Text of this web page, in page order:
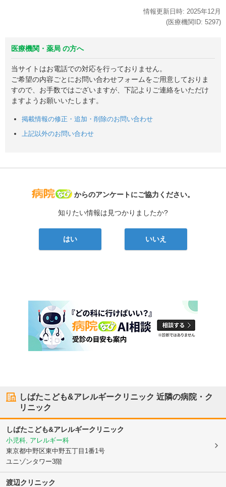
情報更新日時: 2025年12月
(医療機関ID: 5297)
医療機関・薬局 の方へ
当サイトはお電話での対応を行っておりません。
ご希望の内容ごとにお問い合わせフォームをご用意しておりま
すので、お手数ではございますが、下記よりご連絡をいただけ
ますようお願いいたします。
掲載情報の修正・追加・削除のお問い合わせ
上記以外のお問い合わせ
病院なび
からのアンケートにご協力ください。
知りたい情報は見つかりましたか?
はい いいえ
しばたこども&アレルギークリニック 近隣の病院・ク
リニック
しばたこども&アレルギークリニック
小児科, アレルギー科
東京都中野区東中野五丁目1番1号
ユニゾンタワー3階
渡辺クリニック